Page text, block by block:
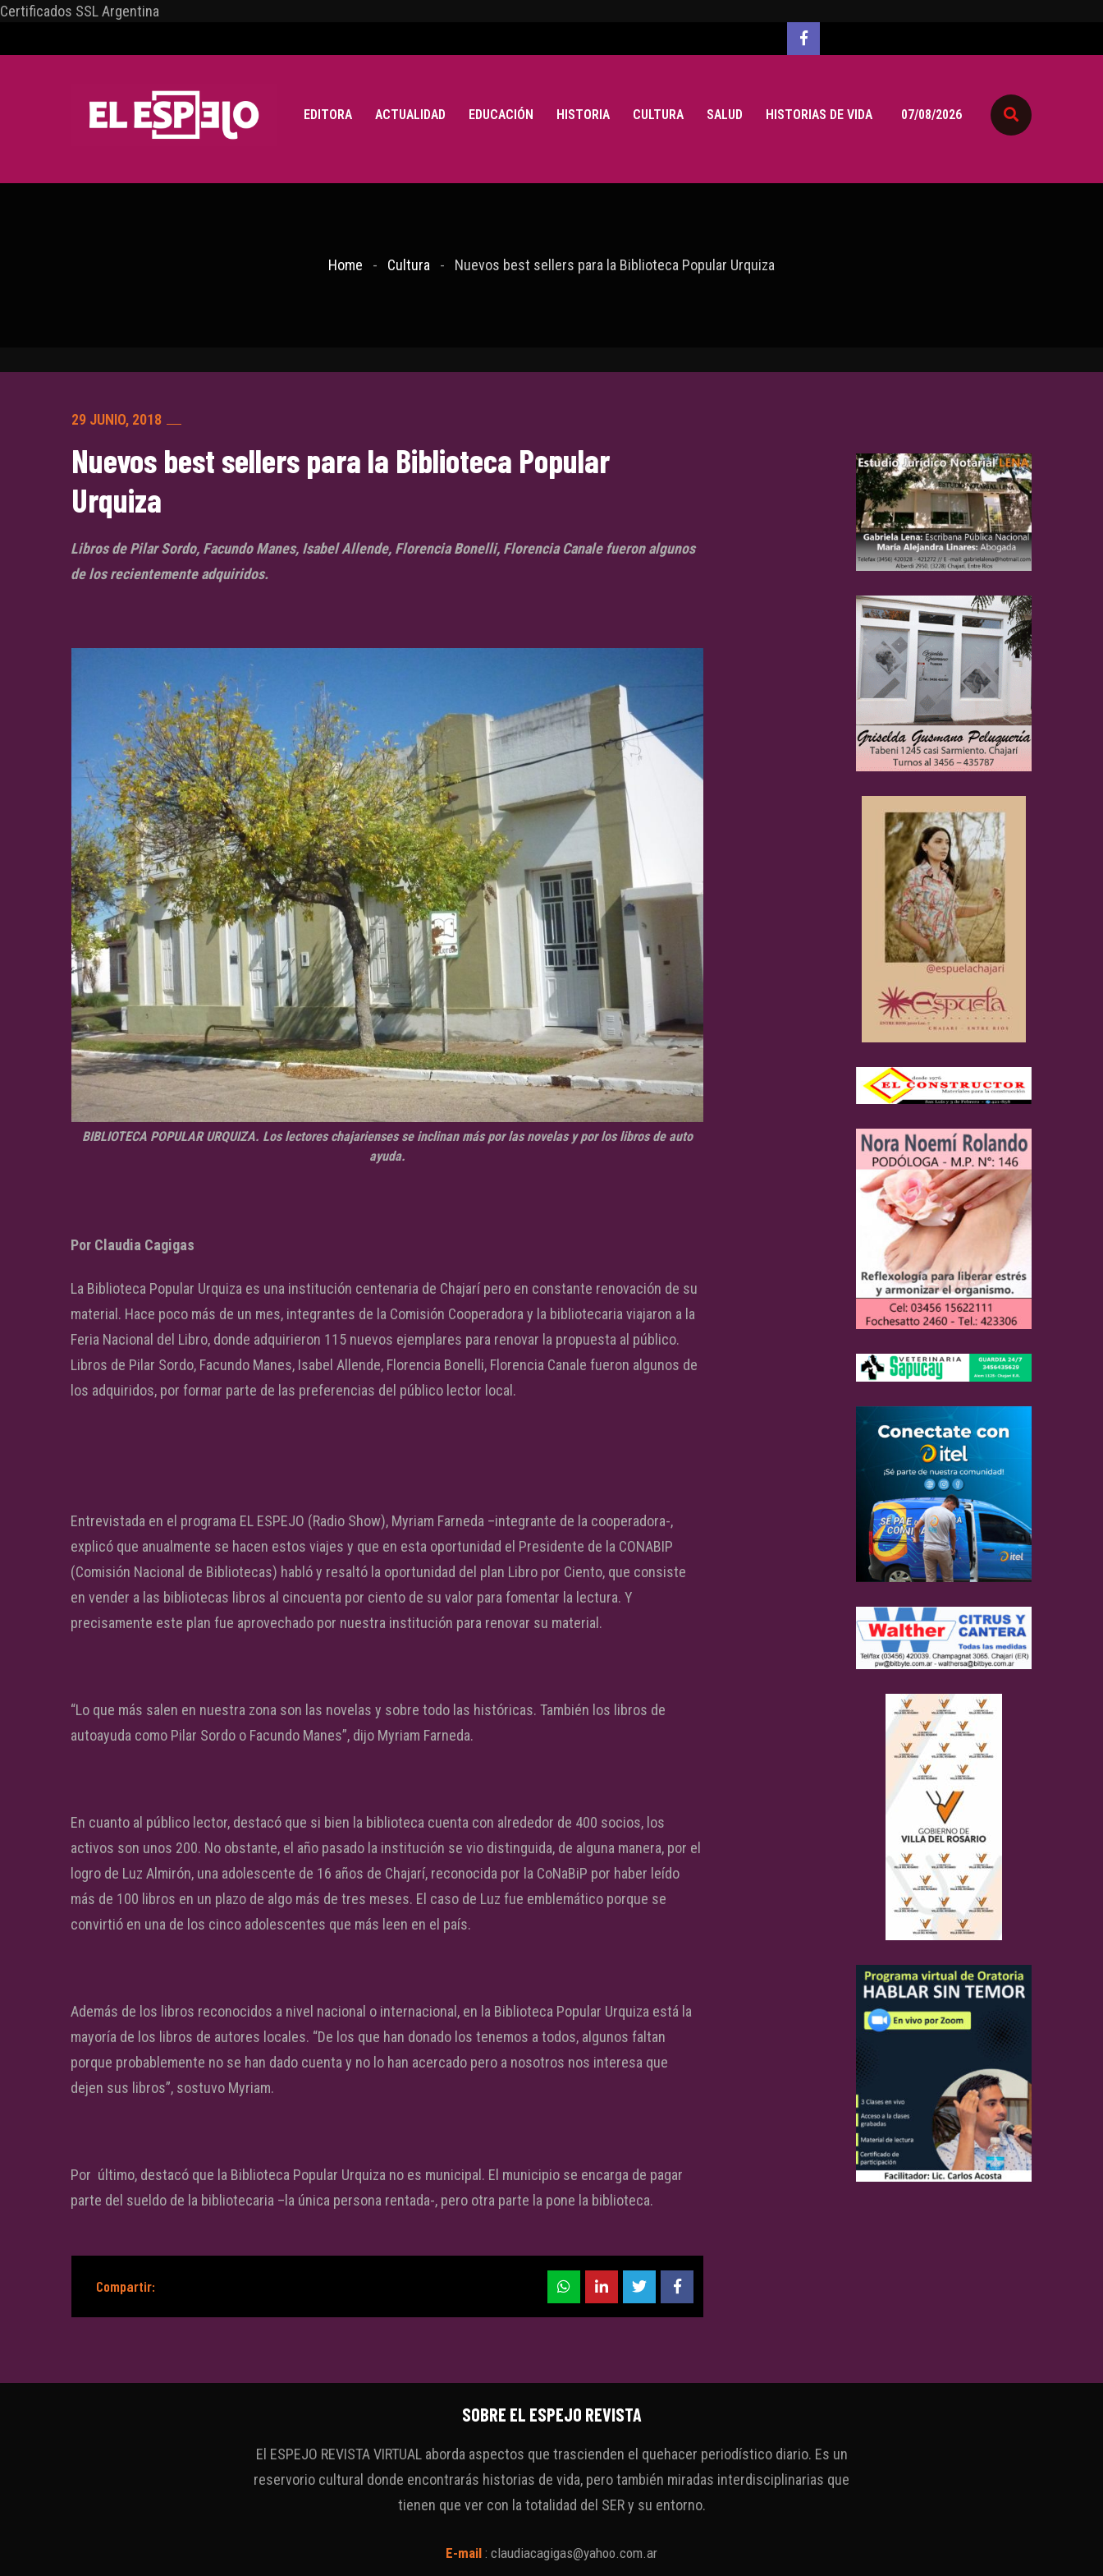
Certificados SSL Argentina
EDITORA ACTUALIDAD EDUCACIÓN HISTORIA CULTURA SALUD HISTORIAS DE VIDA 07/08/2026
Home Cultura Nuevos best sellers para la Biblioteca Popular Urquiza
29 JUNIO, 2018
Nuevos best sellers para la Biblioteca Popular
Urquiza
Libros de Pilar Sordo, Facundo Manes, Isabel Allende, Florencia Bonelli, Florencia Canale fueron algunos
de los recientemente adquiridos.
BIBLIOTECA POPULAR URQUIZA. Los lectores chajarienses se inclinan más por las novelas y por los libros de auto
ayuda.
Por Claudia Cagigas
La Biblioteca Popular Urquiza es una institución centenaria de Chajarí pero en constante renovación de su
material. Hace poco más de un mes, integrantes de la Comisión Cooperadora y la bibliotecaria viajaron a la
Feria Nacional del Libro, donde adquirieron 115 nuevos ejemplares para renovar la propuesta al público.
Libros de Pilar Sordo, Facundo Manes, Isabel Allende, Florencia Bonelli, Florencia Canale fueron algunos de
los adquiridos, por formar parte de las preferencias del público lector local.
Entrevistada en el programa EL ESPEJO (Radio Show), Myriam Farneda –integrante de la cooperadora-,
explicó que anualmente se hacen estos viajes y que en esta oportunidad el Presidente de la CONABIP
(Comisión Nacional de Bibliotecas) habló y resaltó la oportunidad del plan Libro por Ciento, que consiste
en vender a las bibliotecas libros al cincuenta por ciento de su valor para fomentar la lectura. Y
precisamente este plan fue aprovechado por nuestra institución para renovar su material.
“Lo que más salen en nuestra zona son las novelas y sobre todo las históricas. También los libros de
autoayuda como Pilar Sordo o Facundo Manes”, dijo Myriam Farneda.
En cuanto al público lector, destacó que si bien la biblioteca cuenta con alrededor de 400 socios, los
activos son unos 200. No obstante, el año pasado la institución se vio distinguida, de alguna manera, por el
logro de Luz Almirón, una adolescente de 16 años de Chajarí, reconocida por la CoNaBiP por haber leído
más de 100 libros en un plazo de algo más de tres meses. El caso de Luz fue emblemático porque se
convirtió en una de los cinco adolescentes que más leen en el país.
Además de los libros reconocidos a nivel nacional o internacional, en la Biblioteca Popular Urquiza está la
mayoría de los libros de autores locales. “De los que han donado los tenemos a todos, algunos faltan
porque probablemente no se han dado cuenta y no lo han acercado pero a nosotros nos interesa que
dejen sus libros”, sostuvo Myriam.
Por último, destacó que la Biblioteca Popular Urquiza no es municipal. El municipio se encarga de pagar
parte del sueldo de la bibliotecaria –la única persona rentada-, pero otra parte la pone la biblioteca.
Compartir:
SOBRE EL ESPEJO REVISTA
El ESPEJO REVISTA VIRTUAL aborda aspectos que trascienden el quehacer periodístico diario. Es un
reservorio cultural donde encontrarás historias de vida, pero también miradas interdisciplinarias que
tienen que ver con la totalidad del SER y su entorno.
E-mail : claudiacagigas@yahoo.com.ar